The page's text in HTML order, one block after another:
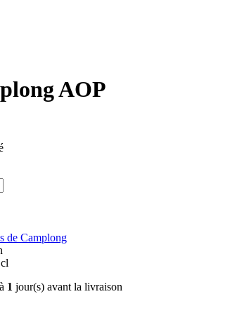
AOP
de Camplong
1 jour(s) avant la livraison